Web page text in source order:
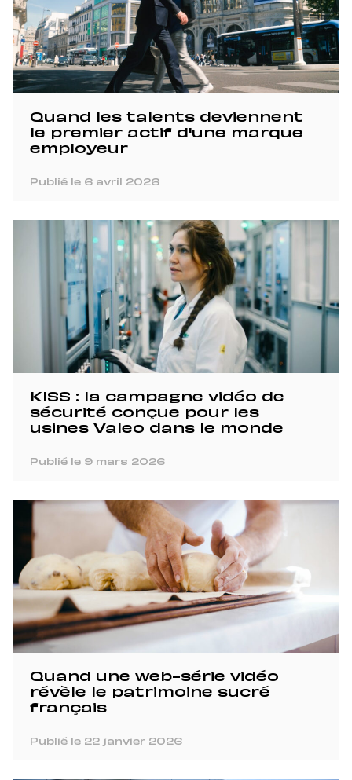
Quand les talents deviennent
le premier actif d'une marque
employeur
Publié le 6 avril 2026
KISS : la campagne vidéo de
sécurité conçue pour les
usines Valeo dans le monde
Publié le 9 mars 2026
Quand une web-série vidéo
révèle le patrimoine sucré
français
Publié le 22 janvier 2026